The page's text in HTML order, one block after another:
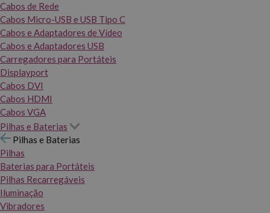
Cabos de Rede
Cabos Micro-USB e USB Tipo C
Cabos e Adaptadores de Vídeo
Cabos e Adaptadores USB
Carregadores para Portáteis
Displayport
Cabos DVI
Cabos HDMI
Cabos VGA
Pilhas e Baterias
Pilhas e Baterias
Pilhas
Baterias para Portáteis
Pilhas Recarregáveis
Iluminação
Vibradores